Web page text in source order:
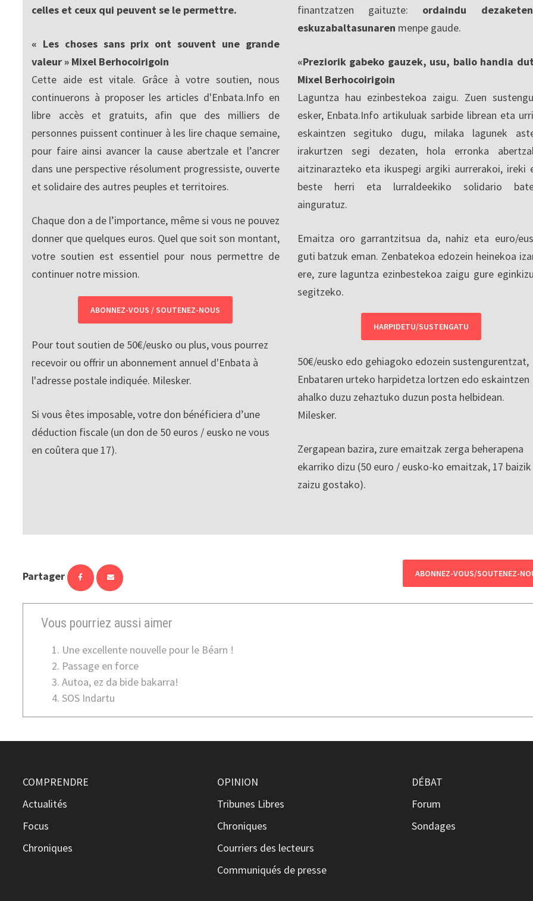
celles et ceux qui peuvent se le permettre.
« Les choses sans prix ont souvent une grande
valeur » Mixel Berhocoirigoin
Cette aide est vitale. Grâce à votre soutien, nous
continuerons à proposer les articles d'Enbata.Info en
libre accès et gratuits, afin que des milliers de
personnes puissent continuer à les lire chaque semaine,
pour faire ainsi avancer la cause abertzale et l’ancrer
dans une perspective résolument progressiste, ouverte
et solidaire des autres peuples et territoires.
Chaque don a de l’importance, même si vous ne pouvez
donner que quelques euros. Quel que soit son montant,
votre soutien est essentiel pour nous permettre de
continuer notre mission.
ABONNEZ-VOUS / SOUTENEZ-NOUS
Pour tout soutien de 50€/eusko ou plus, vous pourrez
recevoir ou offrir un abonnement annuel d'Enbata à
l'adresse postale indiquée. Milesker.
Si vous êtes imposable, votre don bénéficiera d’une
déduction fiscale (un don de 50 euros / eusko ne vous
en coûtera que 17).
finantzatzen gaituzte: ordaindu
eskuzabaltasunaren menpe gaude.
«Preziorik gabeko gauzek, usu, balio handia
Mixel Berhocoirigoin
Laguntza hau ezinbestekoa zaigu. Zuen
esker, Enbata.Info artikuluak sarbide librean eta
eskaintzen segituko dugu, milaka lagunek
irakurtzen segi dezaten, hola erronka
aitzinarazteko eta ikuspegi argiki aurrerakoi, ireki
beste herri eta lurraldeekiko solidario
ainguratuz.
Emaitza oro garrantzitsua da, nahiz eta euro/
guti batzuk eman. Zenbatekoa edozein heinekoa
ere, zure laguntza ezinbestekoa zaigu gure
segitzeko.
HARPIDETU/SUSTENGATU
50€/eusko edo gehiagoko edozein sustengurentzat,
Enbataren urteko harpidetza lortzen edo eskaintzen
ahalko duzu zehaztuko duzun posta helbidean.
Milesker.
Zergapean bazira, zure emaitzak zerga beherapena
ekarriko dizu (50 euro / eusko-ko emaitzak, 17 baizik
zaizu gostako).
Partager ABONNEZ-VOUS/SOUTENEZ-
Vous pourriez aussi aimer
Une excellente nouvelle pour le Béarn !
Passage en force
Autoa, ez da bide bakarra!
SOS Indartu
COMPRENDRE
Actualités
Focus
Chroniques
OPINION
Tribunes Libres
Chroniques
Courriers des lecteurs
Communiqués de presse
DÉBAT
Forum
Sondages